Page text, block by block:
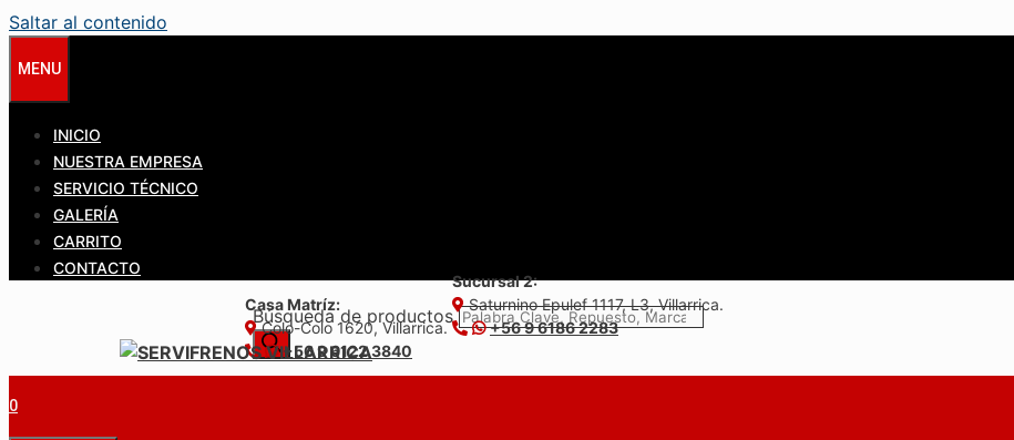
Saltar al contenido
MENU
INICIO
NUESTRA EMPRESA
SERVICIO TÉCNICO
GALERÍA
CARRITO
CONTACTO
Búsqueda de productos
Casa Matríz:
Colo-Colo 1620, Villarrica.
+56 9 6122 3840
Sucursal 2:
Saturnino Epulef 1117, L3, Villarrica.
+56 9 6186 2283
0